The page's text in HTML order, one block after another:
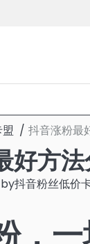
抖音涨粉最
好方
by抖音粉丝低价
，